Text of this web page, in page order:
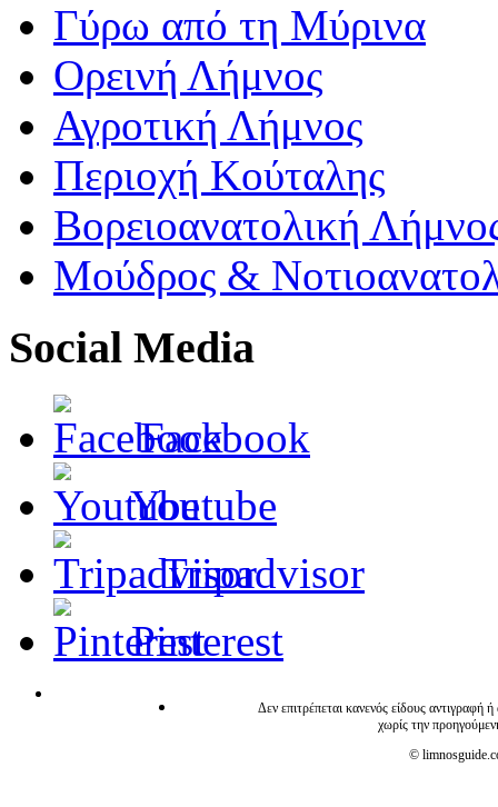
Γύρω από τη Μύρινα
Ορεινή Λήμνος
Αγροτική Λήμνος
Περιοχή Κούταλης
Βορειοανατολική
Μούδρος &
Social Media
Facebook
Youtube
Tripadvisor
Pinterest
Δεν επιτρέπεται κανενός είδους
χωρίς την
©